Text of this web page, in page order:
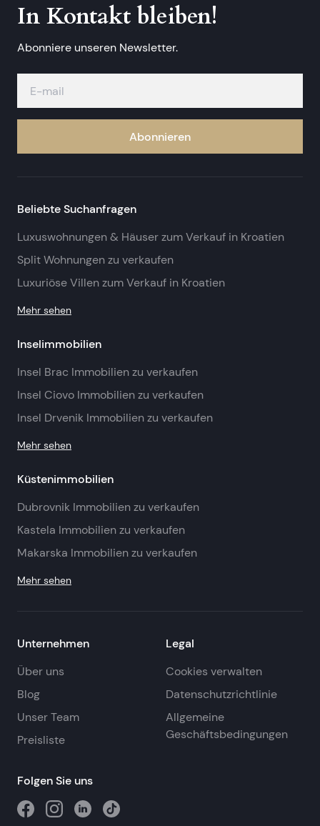
In Kontakt bleiben!
Abonniere unseren Newsletter.
Abonnieren
Beliebte Suchanfragen
Luxuswohnungen & Häuser zum Verkauf in Kroatien
Split Wohnungen zu verkaufen
Luxuriöse Villen zum Verkauf in Kroatien
Mehr sehen
Inselimmobilien
Insel Brac Immobilien zu verkaufen
Insel Ciovo Immobilien zu verkaufen
Insel Drvenik Immobilien zu verkaufen
Mehr sehen
Küstenimmobilien
Dubrovnik Immobilien zu verkaufen
Kastela Immobilien zu verkaufen
Makarska Immobilien zu verkaufen
Mehr sehen
Unternehmen
Über uns
Blog
Unser Team
Preisliste
Legal
Cookies verwalten
Datenschutzrichtlinie
Allgemeine
Geschäftsbedingungen
Folgen Sie uns